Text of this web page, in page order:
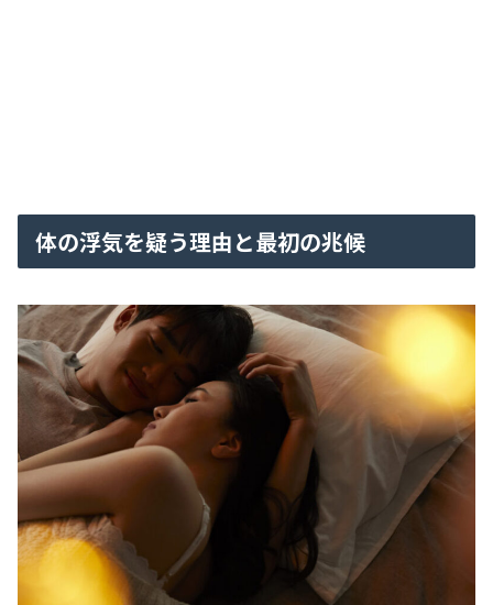
体の浮気を疑う理由と最初の兆候